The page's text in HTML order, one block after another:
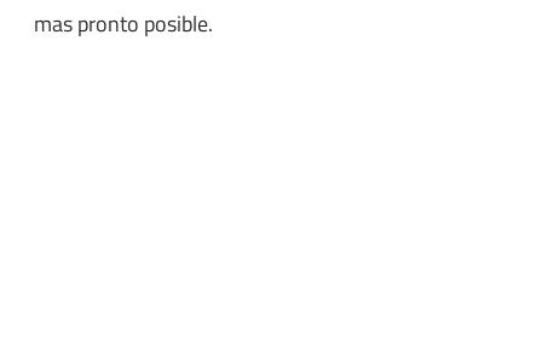
mas pronto posible.